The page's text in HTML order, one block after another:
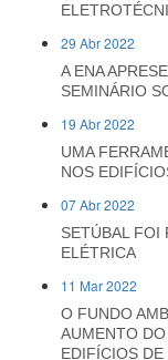
29 Abr 2022
A ENA
SEMINÁRIO
19 Abr 2022
UMA
NOS
07 Abr 2022
SETÚBAL FOI
ELÉTRICA
11 Mar 2022
O FUNDO
AUMENTO
EDIFÍCIOS DE